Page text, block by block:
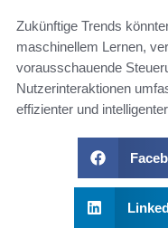
Zukünftige Trends
maschinellem Lernen,
vorausschauende
Nutzerinteraktionen
effizienter und